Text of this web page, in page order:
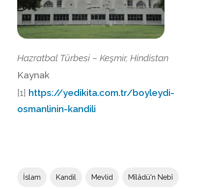
Hazratbal Türbesi – Keşmir, Hindistan
Kaynak
[1] https://yedikita.com.tr/boyleydi-
osmanlinin-kandili
İslam Kandil Mevlid Mîlâdü'n Nebî